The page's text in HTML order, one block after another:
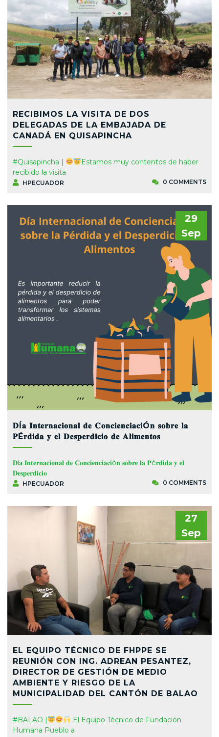
RECIBIMOS LA VISITA DE DOS
DELEGADAS DE LA EMBAJADA DE
CANADÁ EN QUISAPINCHA
#Quisapincha |
Estamos muy contentos de haber
recibido la visita
HPECUADOR 0 COMMENTS
29
Sep
𝐃Í𝐚 𝐈𝐧𝐭𝐞𝐫𝐧𝐚𝐜𝐢𝐨𝐧𝐚𝐥 𝐝𝐞 𝐂𝐨𝐧𝐜𝐢𝐞𝐧𝐜𝐢𝐚𝐜𝐢Ó𝐧 𝐬𝐨𝐛𝐫𝐞 𝐥𝐚
𝐏É𝐫𝐝𝐢𝐝𝐚 𝐲 𝐞𝐥 𝐃𝐞𝐬𝐩𝐞𝐫𝐝𝐢𝐜𝐢𝐨 𝐝𝐞 𝐀𝐥𝐢𝐦𝐞𝐧𝐭𝐨𝐬
𝐃í𝐚 𝐈𝐧𝐭𝐞𝐫𝐧𝐚𝐜𝐢𝐨𝐧𝐚𝐥 𝐝𝐞 𝐂𝐨𝐧𝐜𝐢𝐞𝐧𝐜𝐢𝐚𝐜𝐢ó𝐧 𝐬𝐨𝐛𝐫𝐞 𝐥𝐚 𝐏é𝐫𝐝𝐢𝐝𝐚 𝐲 𝐞𝐥
𝐃𝐞𝐬𝐩𝐞𝐫𝐝𝐢𝐜𝐢𝐨
HPECUADOR 0 COMMENTS
27
Sep
EL EQUIPO TÉCNICO DE FHPPE SE
REUNIÓN CON ING. ADREAN PESANTEZ,
DIRECTOR DE GESTIÓN DE MEDIO
AMBIENTE Y RIESGO DE LA
MUNICIPALIDAD DEL CANTÓN DE BALAO
#BALAO |
El Equipo Técnico de Fundación
Humana Pueblo a